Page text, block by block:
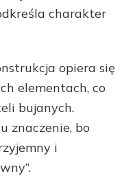
charakter
opiera się
elementach, co
bujanych.
znaczenie, bo
i